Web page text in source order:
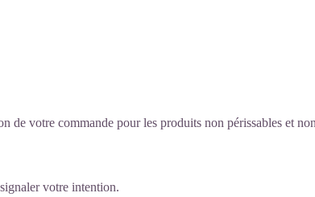
de votre commande pour les produits non périssables et
votre intention.